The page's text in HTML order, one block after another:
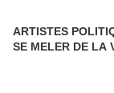
ARTISTES
SE MELER DE LA